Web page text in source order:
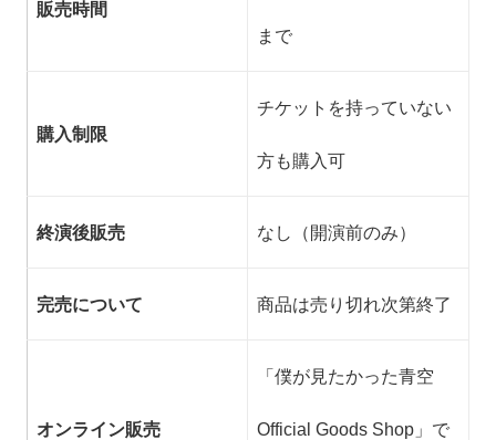
販売時間
まで
購入制限
チケットを持っていない
方も購入可
終演後販売 なし（開演前のみ）
完売について 商品は売り切れ次第終了
オンライン販売
「僕が見たかった青空
Official Goods Shop」で